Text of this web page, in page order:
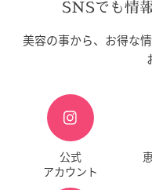
SNSでも情
美容の事から、お得な
公式
アカウント